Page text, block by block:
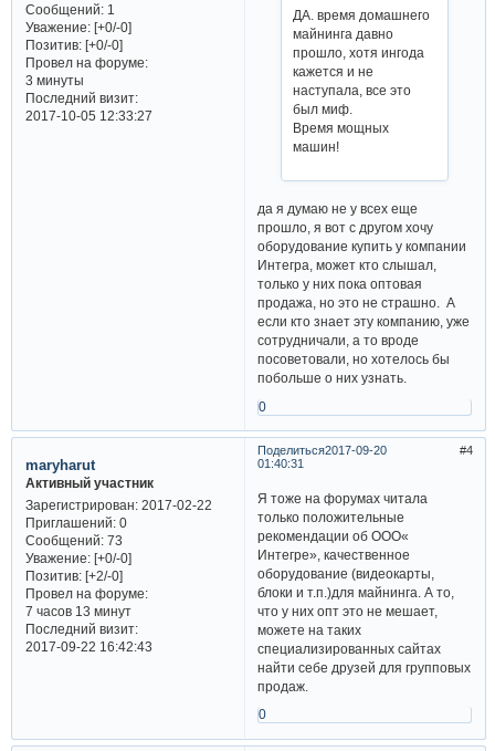
Сообщений:1
Уважение: [+0/-0]
Позитив: [+0/-0]
Провел на форуме:
3 минуты
Последний визит:
2017-10-05 12:33:27
ДА. время домашнего
майнинга давно
прошло, хотя ингода
кажется и не
наступала, все это
был миф.
Время мощных
машин!
да я думаю не у всех еще
прошло, я вот с другом хочу
оборудование купить у компании
Интегра, может кто слышал,
только у них пока оптовая
продажа, но это не страшно. А
если кто знает эту компанию, уже
сотрудничали, а то вроде
посоветовали, но хотелось бы
побольше о них узнать.
0
Поделиться 4
2017-09-20
01:40:31
maryharut
Активный участник
Зарегистрирован: 2017-02-22
Приглашений:0
Сообщений:73
Уважение: [+0/-0]
Позитив: [+2/-0]
Провел на форуме:
7 часов 13 минут
Последний визит:
2017-09-22 16:42:43
Я тоже на форумах читала
только положительные
рекомендации об ООО«
Интегре», качественное
оборудование (видеокарты,
блоки и т.п.)для майнинга. А то,
что у них опт это не мешает,
можете на таких
специализированных сайтах
найти себе друзей для групповых
продаж.
0